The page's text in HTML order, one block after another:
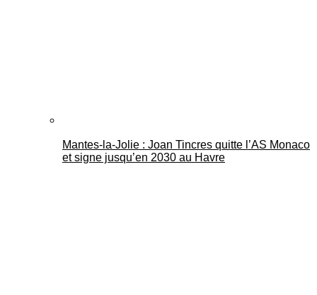
Mantes-la-Jolie : Joan Tincres quitte l’AS Monaco
et signe jusqu’en 2030 au Havre